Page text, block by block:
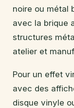
noire ou métal
avec la brique
structures
atelier et
Pour un effet
avec des
disque vinyle